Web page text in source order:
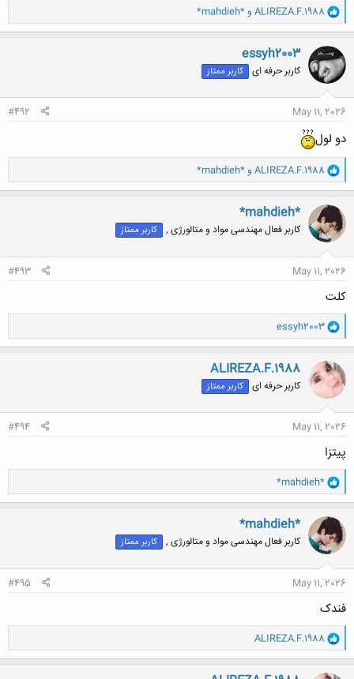
و
ا
ک
ن
ش
ه
ا
ALIREZA.F.1988 و *mahdieh*
essyh2003
کاربر حرفه ای کاربر ممتاز
May 11, 2026
#492
دو لول
و
ا
ک
ن
ش
ه
ا
ALIREZA.F.1988 و*mahdieh*
*mahdieh*
کاربر فعال مهندسی مواد و متالورژی , کاربر ممتاز
May 11, 2026
#493
کلت
و
ا
ک
ن
ش
ه
ا
essyh2003
ALIREZA.F.1988
کاربر حرفه ای کاربر ممتاز
May 11, 2026
#494
پیتزا
و
ا
ک
ن
ش
ه
ا
*mahdieh*
*mahdieh*
کاربر فعال مهندسی مواد و متالورژی , کاربر ممتاز
May 11, 2026
#495
فندک
و
ا
ک
ن
ALIREZA.F.1988